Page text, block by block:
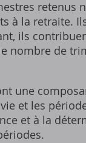
retenus
à la retraite.
ils
nombre de
une
et les
et à la